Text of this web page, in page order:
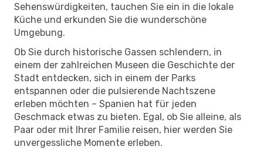
Sehenswürdigkeiten, tauchen Sie ein in die lokale
Küche und erkunden Sie die wunderschöne
Umgebung.
Ob Sie durch historische Gassen schlendern, in
einem der zahlreichen Museen die Geschichte der
Stadt entdecken, sich in einem der Parks
entspannen oder die pulsierende Nachtszene
erleben möchten – Spanien hat für jeden
Geschmack etwas zu bieten. Egal, ob Sie alleine, als
Paar oder mit Ihrer Familie reisen, hier werden Sie
unvergessliche Momente erleben.